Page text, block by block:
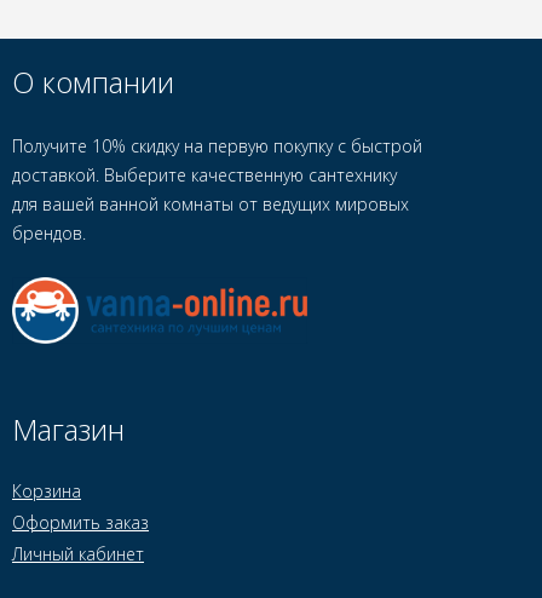
О компании
Получите 10% скидку на первую покупку с быстрой
доставкой. Выберите качественную сантехнику
для вашей ванной комнаты от ведущих мировых
брендов.
Магазин
Корзина
Оформить заказ
Личный кабинет